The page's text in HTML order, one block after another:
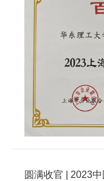
圆满收官 | 2023